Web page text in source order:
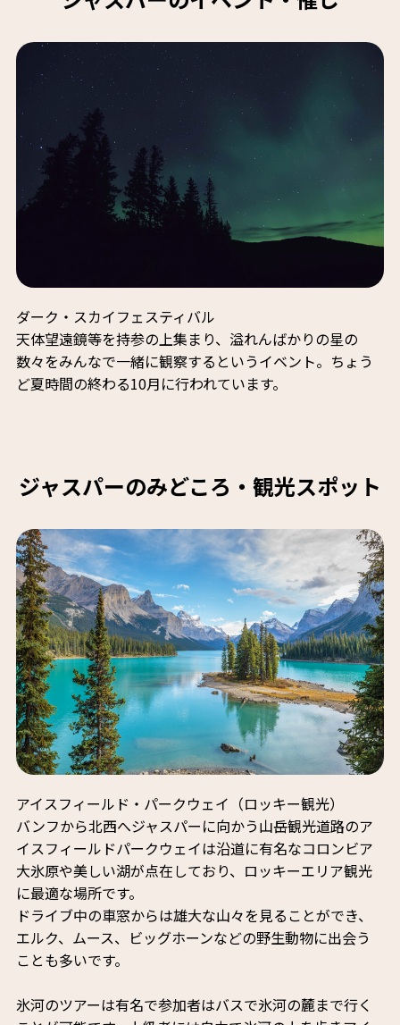
ダーク・スカイフェスティバル
天体望遠鏡等を持参の上集まり、溢れんばかりの星の
数々をみんなで一緒に観察するというイベント。ちょう
ど夏時間の終わる10月に行われています。
ジャスパーのみどころ・観光スポット
アイスフィールド・パークウェイ（ロッキー観光）
バンフから北西へジャスパーに向かう山岳観光道路のア
イスフィールドパークウェイは沿道に有名なコロンビア
大氷原や美しい湖が点在しており、ロッキーエリア観光
に最適な場所です。
ドライブ中の車窓からは雄大な山々を見ることができ、
エルク、ムース、ビッグホーンなどの野生動物に出会う
ことも多いです。
氷河のツアーは有名で参加者はバスで氷河の麓まで行く